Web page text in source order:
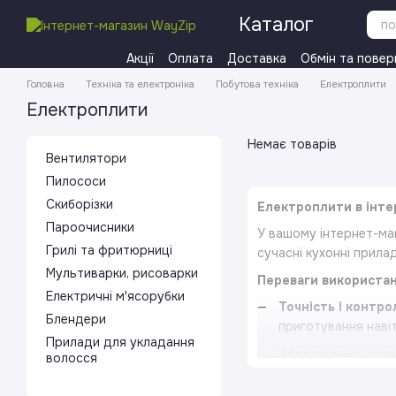
Каталог
Акції Оплата Доставка Обмін та
Головна Техніка та електроніка Побутова техніка Електроплити
Електроплити
Електроплити в
У вашому інтернет-
сучасні кухонні
Переваги
Точність і
приготування
Немає товарів
Вентилятори
Пилососи
Скиборізки
Пароочисники
Грилі та фритюрниці
Мультиварки, рисоварки
Електричні м'ясорубки
Блендери
Прилади для укладання
волосся